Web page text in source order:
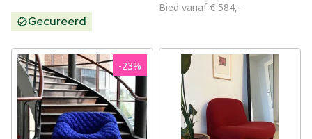
Gecureerd
Bied vanaf € 584,-
-23%